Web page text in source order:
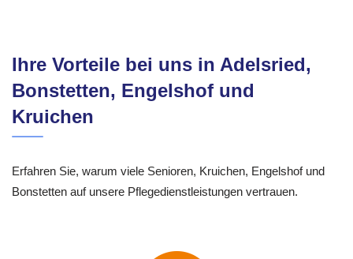
Ihre Vorteile bei uns in Adelsried,
Bonstetten, Engelshof und
Kruichen
Erfahren Sie, warum viele Senioren, Kruichen, Engelshof und
Bonstetten auf unsere Pflegedienstleistungen vertrauen.